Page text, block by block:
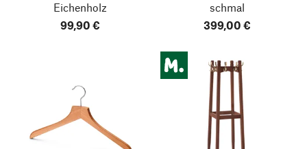
Eichenholz
99,90 €
schmal
399,00 €